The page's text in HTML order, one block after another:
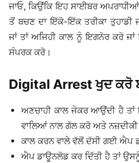
ਜਾਓ, ਕਿਉਂਕਿ ਇਹ ਸਾਈਬਰ
ਤੋਂ ਬਚਣ ਦਾ ਇੱਕੋ-ਇੱਕ ਤਰੀਕਾ ਤੁਹਾਡੀ
ਜਾਂ ਤਾਂ ਅਜਿਹੀ ਕਾਲ ਨੂੰ ਇਗਨੋਰ ਕਰੋ ਜਾਂ
ਸੰਪਰਕ ਕਰੋ।
Digital Arrest ਖੁਦ ਕਰੋ
ਅਣਚਾਹੀ ਕਾਲ ਜੇਕਰ ਆਉਂਦੀ ਹੈ
ਵਾਲਿਆਂ ਨਾਲ ਗੱਲ ਕਰੋ ਅਤੇ
ਕਾਲ ਕਰਨ ਵਾਲੇ ਵੱਲੋਂ ਦੱਸੀ ਗਈ ਐਪ
ਐਪ ਡਾਊਨਲੋਡ ਕਰ ਦਿੱਤੀ ਹੈ ਤਾਂ